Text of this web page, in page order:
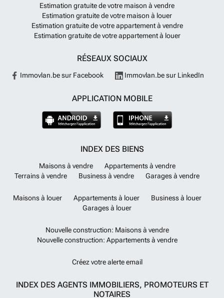
Estimation gratuite de votre maison à vendre
Estimation gratuite de votre maison à louer
Estimation gratuite de votre appartement à vendre
Estimation gratuite de votre appartement à louer
RÉSEAUX SOCIAUX
Immovlan.be sur Facebook Immovlan.be sur LinkedIn
APPLICATION MOBILE
INDEX DES BIENS
Maisons à vendre
Appartements à vendre
Terrains à vendre
Business à vendre Garages à vendre
Maisons à louer Appartements à louer
Business à louer
Garages à louer
Nouvelle construction: Maisons à vendre
Nouvelle construction: Appartements à vendre
Créez votre alerte email
INDEX DES AGENTS IMMOBILIERS, PROMOTEURS ET
NOTAIRES